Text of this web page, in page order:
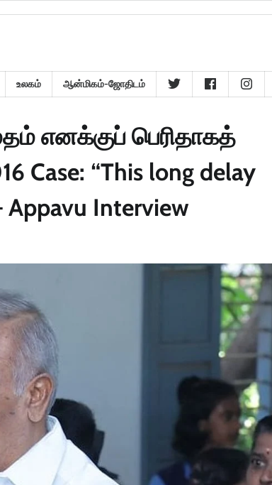
உலகம் ஆன்மிகம்-ஜோதிடம்
எனக்குப் பெரிதாகத்
Case: “This long delay
Appavu Interview